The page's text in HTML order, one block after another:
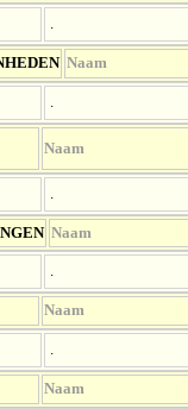
.
Naam
.
Naam
.
Naam
.
Naam
.
Naam